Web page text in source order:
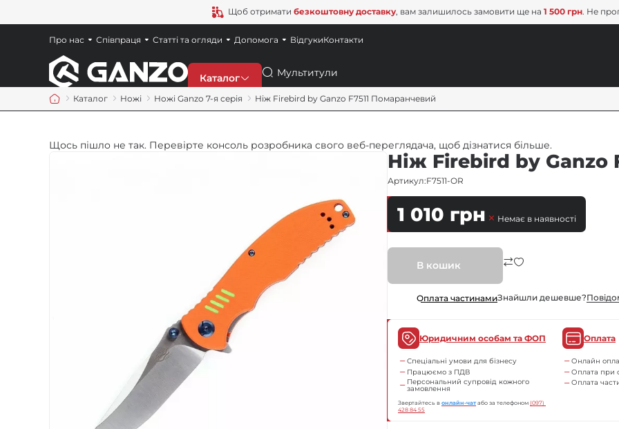
Щоб отримати безкоштовну доставку, вам залишилось замовити ще на 1 500 грн. Не
Каталог
Мультитули
Газові пальники
Пошук
Про нас Співпраця Статті та огляди Допомога ВідгукиКонтакти
Каталог Ножі Ножі Ganzo 7-я серія Ніж Firebird by Ganzo F7511 Помаранчевий
Щось пішло не так. Перевірте консоль розробника свого веб-переглядача, щоб дізнатися більше.
Ніж Firebird by Ganzo
Артикул:F7511-OR
1 010 грн Немає в наявності
В кошик
Оплата частинамиЗнайшли дешевше?
Юридичним особам та ФОП
Спеціальні умови для бізнесу
Працюємо з ПДВ
Персональний супровід кожного
замовлення
Звертайтесь вонлайн-чат або за телефоном(097)
428 84 55
Оплата
Онлайн
Оплата при
Оплата